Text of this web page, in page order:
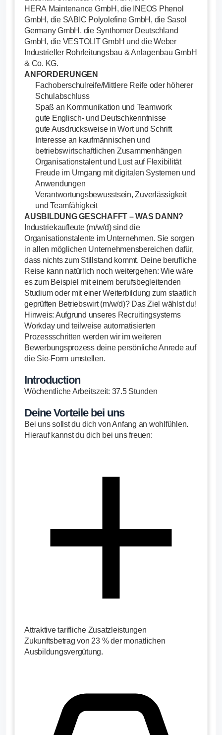
HERA Maintenance GmbH, die INEOS Phenol
GmbH, die SABIC PolyolefineGmbH, die Sasol
Germany GmbH, die Synthomer Deutschland
GmbH, die VESTOLIT GmbH und die Weber
Industrieller Rohrleitungsbau & Anlagenbau GmbH
& Co. KG.
ANFORDERUNGEN
Fachoberschulreife/Mittlere Reife oder höherer
Schulabschluss
Spaß an Kommunikation und Teamwork
gute Englisch- und Deutschkenntnisse
gute Ausdrucksweise in Wort und Schrift
Interesse an kaufmännischen und
betriebswirtschaftlichen Zusammenhängen
Organisationstalent und Lust auf Flexibilität
Freude im Umgang mit digitalen Systemen und
Anwendungen
Verantwortungsbewusstsein, Zuverlässigkeit
und Teamfähigkeit
AUSBILDUNG GESCHAFFT – WAS DANN?
Industriekaufleute (m/w/d) sind die
Organisationstalente im Unternehmen. Sie sorgen
in allen möglichen Unternehmensbereichen dafür,
dass nichts zum Stillstand kommt. Deine berufliche
Reise kann natürlich noch weitergehen: Wie wäre
es zum Beispiel mit einem berufsbegleitenden
Studium oder mit einer Weiterbildung zum staatlich
geprüften Betriebswirt (m/w/d)? Das Ziel wählst du!
Hinweis: Aufgrund unseres Recruitingsystems
Workday und teilweise automatisierten
Prozessschritten werden wir im weiteren
Bewerbungsprozess deine persönliche Anrede auf
die Sie-Form umstellen.
Introduction
Wöchentliche Arbeitszeit: 37.5 Stunden
Deine Vorteile bei uns
Bei uns sollst du dich von Anfang an wohlfühlen.
Hierauf kannst du dich bei uns freuen:
Attraktive tarifliche Zusatzleistungen
Zukunftsbetrag von 23 % der monatlichen
Ausbildungsvergütung.